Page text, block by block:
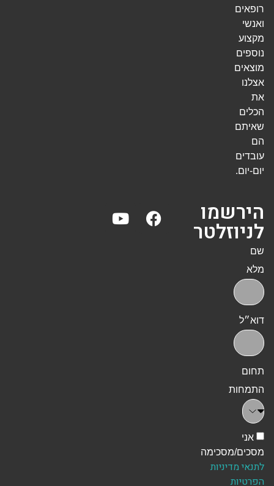
רופאים
ואנשי
מקצוע
נוספים
מוצאים
אצלנו
את
הכלים
שאיתם
הם
עובדים
יום-יום.
הירשמו
לניוזלטר
שם
מלא
דוא״ל
תחום
התמחות
אני
מסכים/מסכימה
לתנאי מדיניות
הפרטיות